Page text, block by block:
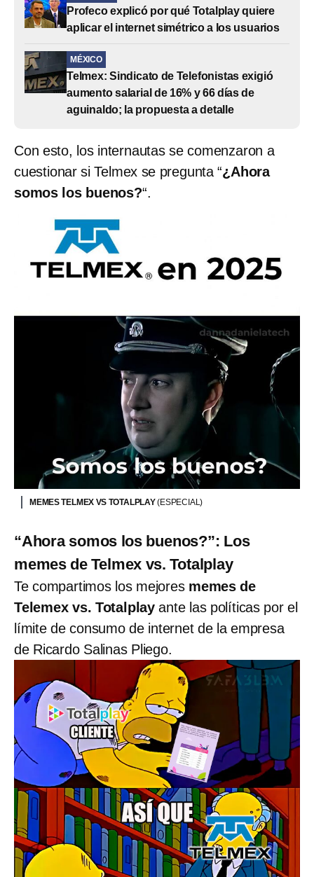
Profeco explicó por qué Totalplay quiere
aplicar el internet simétrico a los usuarios
MÉXICO
Telmex: Sindicato de Telefonistas exigió
aumento salarial de 16% y 66 días de
aguinaldo; la propuesta a detalle
Con esto, los internautas se comenzaron a
cuestionar si Telmex se pregunta “¿Ahora
somos los buenos?“.
MEMES TELMEX VS TOTALPLAY(ESPECIAL)
“Ahora somos los buenos?”: Los
memes de Telmex vs. Totalplay
Te compartimos los mejores memes de
Telemex vs. Totalplay ante las políticas por el
límite de consumo de internet de la empresa
de Ricardo Salinas Pliego.